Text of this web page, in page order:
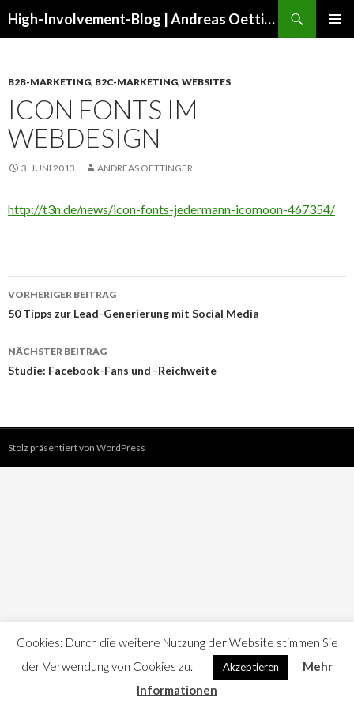
High-Involvement-Blog | Andreas Oettinger
B2B-MARKETING, B2C-MARKETING, WEBSITES
ICON FONTS IM
WEBDESIGN
3. JUNI 2013 ANDREAS OETTINGER
http://t3n.de/news/icon-fonts-jedermann-icomoon-467354/
Beitrags-
Navigation
VORHERIGER BEITRAG
50 Tipps zur Lead-Generierung mit Social Media
NÄCHSTER BEITRAG
Studie: Facebook-Fans und -Reichweite
Stolz präsentiert von WordPress
Cookies: Durch die weitere Nutzung der Website stimmen Sie
der Verwendung von Cookies zu.
Akzeptieren
Mehr
Informationen